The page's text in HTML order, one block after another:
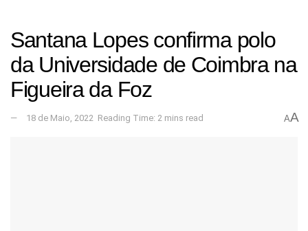
Santana Lopes confirma polo
da Universidade de Coimbra na
Figueira da Foz
18 de Maio, 2022 Reading Time: 2 mins read AA